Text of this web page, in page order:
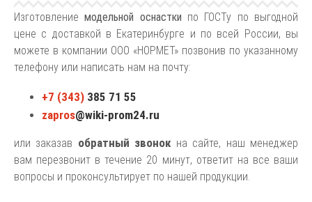
Изготовлениемодельной оснастки по ГОСТу по выгодной
цене с доставкой в Екатеринбурге и по всей России, вы
можете в компании ООО «НОРМЕТ» позвонив по указанному
телефону или написать нам на почту:
+7 (343) 385 71 55
zapros@wiki-prom24.ru
или заказав обратный звонокна сайте, наш менеджер
вам перезвонит в течение 20 минут, ответит на все ваши
вопросы и проконсультирует по нашей продукции.